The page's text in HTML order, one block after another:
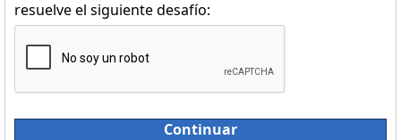
resuelve el siguiente desafío:
Continuar